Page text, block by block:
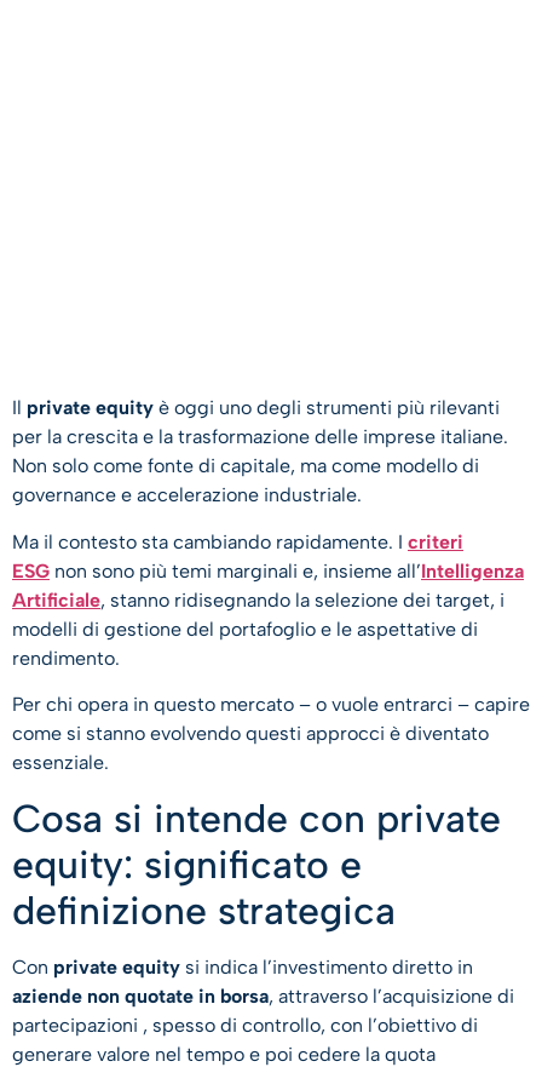
Il private equity è oggi uno degli strumenti più rilevanti
per la crescita e la trasformazione delle imprese italiane.
Non solo come fonte di capitale, ma come modello di
governance e accelerazione industriale.
Ma il contesto sta cambiando rapidamente. I criteri
ESG non sono più temi marginali e, insieme all’Intelligenza
Artificiale, stanno ridisegnando la selezione dei target, i
modelli di gestione del portafoglio e le aspettative di
rendimento.
Per chi opera in questo mercato – o vuole entrarci – capire
come si stanno evolvendo questi approcci è diventato
essenziale.
Cosa si intende con private
equity: significato e
definizione strategica
Con private equity si indica l’investimento diretto in
aziende non quotate in borsa, attraverso l’acquisizione di
partecipazioni , spesso di controllo, con l’obiettivo di
generare valore nel tempo e poi cedere la quota